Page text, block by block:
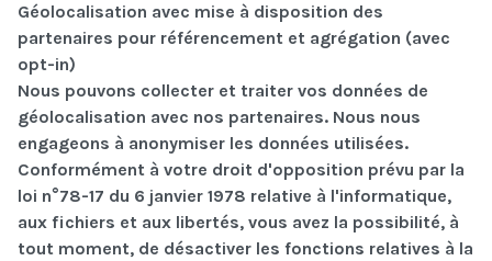
Géolocalisation avec mise à disposition des
partenaires pour référencement et agrégation (avec
opt-in)
Nous pouvons collecter et traiter vos données de
géolocalisation avec nos partenaires. Nous nous
engageons à anonymiser les données utilisées.
Conformément à votre droit d'opposition prévu par la
loi n°78-17 du 6 janvier 1978 relative à l'informatique,
aux fichiers et aux libertés, vous avez la possibilité, à
tout moment, de désactiver les fonctions relatives à la